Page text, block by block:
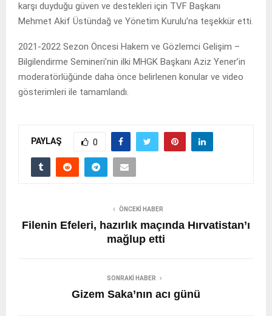
karşı duyduğu güven ve destekleri için TVF Başkanı
Mehmet Akif Üstündağ ve Yönetim Kurulu’na teşekkür etti.
2021-2022 Sezon Öncesi Hakem ve Gözlemci Gelişim –
Bilgilendirme Semineri’nin ilki MHGK Başkanı Aziz Yener’in
moderatörlüğünde daha önce belirlenen konular ve video
gösterimleri ile tamamlandı.
PAYLAŞ 0
ÖNCEKI HABER
Filenin Efeleri, hazırlık maçında Hırvatistan’ı
mağlup etti
SONRAKI HABER
Gizem Saka’nın acı günü